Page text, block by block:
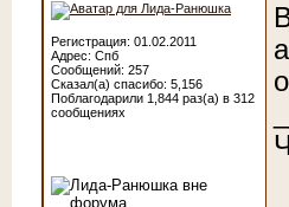
Регистрация: 01.02.2011
Адрес: Спб
Сообщений: 257
Сказал(а) спасибо: 5,156
Поблагодарили 1,844 раз(а) в 312
сообщениях